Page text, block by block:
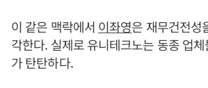
이 같은 맥락에서 이좌영은 재무건전성
각한다. 실제로 유니테크노는 동종 업
가 탄탄하다.